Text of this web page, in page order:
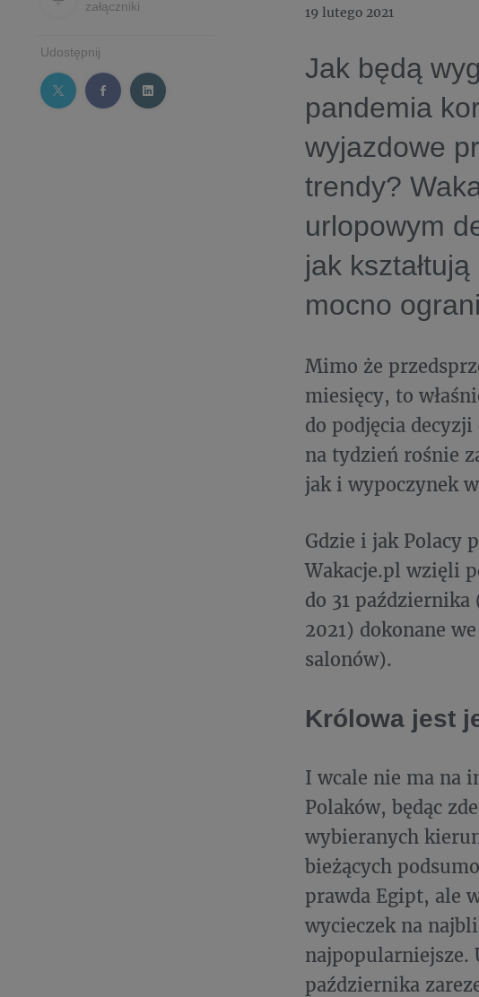
załączniki
Udostępnij
19 lutego 2021
Jak będą
pandemia
wyjazdowe
trendy?
urlopowym
jak
mocno
Mimo że
miesięcy, to
do podjęcia
na tydzień rośnie
jak i wypoczynek
Gdzie i jak Polacy
Wakacje.pl wzięli
do 31
2021) dokonane
salonów).
Królowa jest
I wcale nie ma na
Polaków, będąc
wybieranych
bieżących
prawda Egipt, ale
wycieczek na
najpopularniejsze.
października